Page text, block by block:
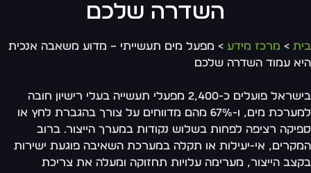
השדרה שלכם
> מרכז מידע> מפעל מים תעשייתי – מדוע משאבה אנכית
עמוד השדרה שלכם
בישראל פועלים כ-2,400 מפעלי תעשייה בעלי רישיון חובה
למערכת מים, ו-67% מהם מדווחים על צורך בהגברת לחץ או
רציפה לפחות בשלוש נקודות במערך הייצור. ברוב
אי-יעילות או תקלה במערכת השאיבה פוגעת ישירות
הייצור, מערימה עלויות תחזוקה ומעלה את צריכת